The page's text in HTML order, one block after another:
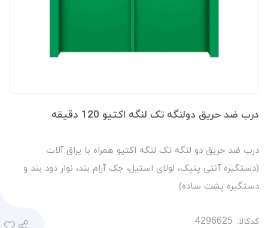
درب ضد حریق دولنگه تک لنگه اکتیو 120 دقیقه
درب ضد حریق دو لنگه تک لنگه اکتیو همراه با یراق آلات
(دستگیره آنتی پنیک، لولای استیل، جک آرام بند، نوار دود بند و
دستگیره پشت ساده)
کدکالا: